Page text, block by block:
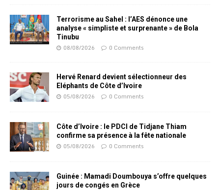
Terrorisme au Sahel : l’AES dénonce une
analyse « simpliste et surprenante » de Bola
Tinubu
08/08/2026 0 Comments
Hervé Renard devient sélectionneur des
Eléphants de Côte d’Ivoire
05/08/2026 0 Comments
Côte d’Ivoire : le PDCI de Tidjane Thiam
confirme sa présence à la fête nationale
05/08/2026 0 Comments
Guinée : Mamadi Doumbouya s’offre quelques
jours de congés en Grèce